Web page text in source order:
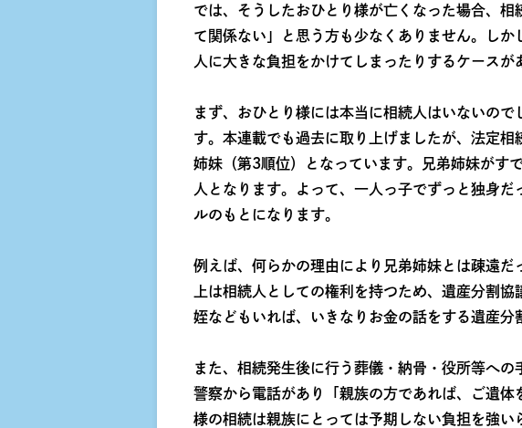
では、そうしたおひとり様が亡くなった場合、
て関係ない」と思う方も少なくありません。し
人に大きな負担をかけてしまったりするケースが
まず、おひとり様には本当に相続人はいないの
す。本連載でも過去に取り上げましたが、法定
姉妹（第3順位）となっています。兄弟姉妹がす
人となります。よって、一人っ子でずっと独身
ルのもとになります。
例えば、何らかの理由により兄弟姉妹とは疎遠
上は相続人としての権利を持つため、遺産分割
姪などもいれば、いきなりお金の話をする遺産分
また、相続発生後に行う葬儀・納骨・役所等へ
警察から電話があり「親族の方であれば、ご遺
様の相続は親族にとっては予期しない負担を強